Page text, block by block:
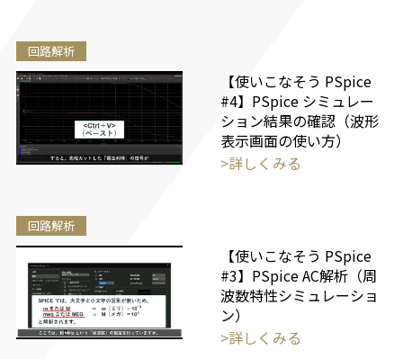
回路解析
【使いこなそう PSpice
#4】PSpice シミュレー
ション結果の確認（波形
表示画面の使い方）
>詳しくみる
回路解析
【使いこなそう PSpice
#3】PSpice AC解析（周
波数特性シミュレーショ
ン）
>詳しくみる